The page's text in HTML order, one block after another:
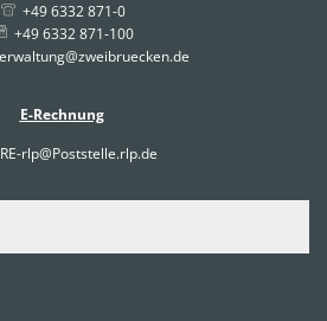
+49 6332 871-0
+49 6332 871-100
E-Rechnung
rlp@Poststelle.rlp.de